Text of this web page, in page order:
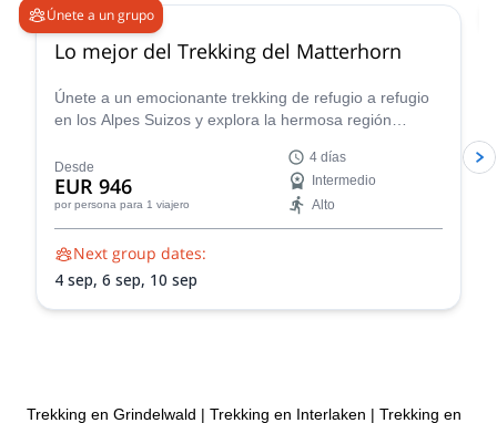
Únete a un grupo
Lo mejor del Trekking del Matterhorn
Únete a un emocionante trekking de refugio a refugio
en los Alpes Suizos y explora la hermosa región
Desde
EUR 946
por persona para 1 viajero
4 días
Intermedio
Alto
Next group dates:
4 sep, 6 sep, 10 sep
Trekking en Grindelwald | Trekking en Interlaken | Trekking en